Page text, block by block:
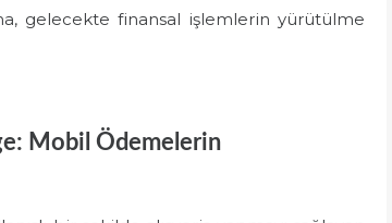
gelecekte finansal işlemlerin yürütülme
Mobil Ödemelerin